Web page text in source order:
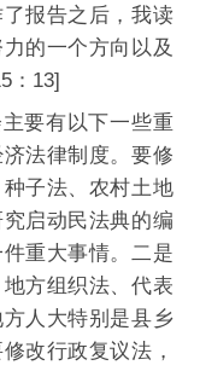
报告之后，我读
的一个方向以及
：13]
要有以下一些重
法律制度。要修
子法、农村土地
启动民法典的编
重大事情。二是
方组织法、代表
人大特别是县乡
改行政复议法，